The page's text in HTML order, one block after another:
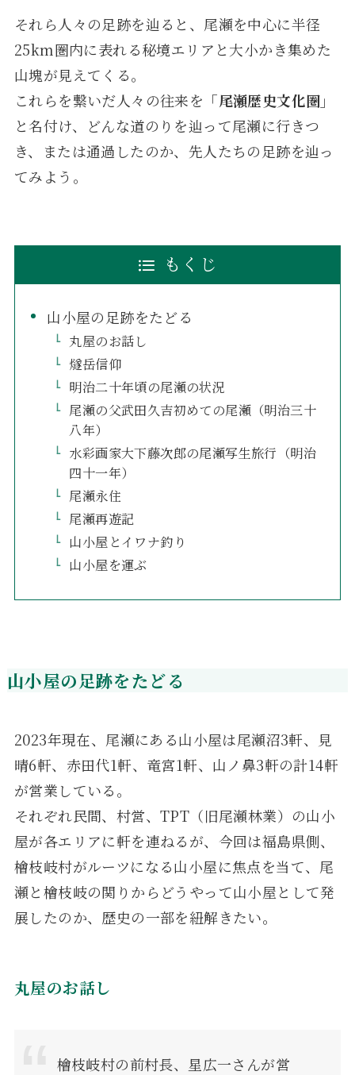
それら人々の足跡を辿ると、尾瀬を中心に半径
25km圏内に表れる秘境エリアと大小かき集めた
山塊が見えてくる。
これらを繋いだ人々の往来を 「尾瀬歴史文化圏」
と名付け、どんな道のりを辿って尾瀬に行きつ
き、または通過したのか、先人たちの足跡を辿っ
てみよう。
もくじ
山小屋の足跡をたどる
丸屋のお話し
燧岳信仰
明治二十年頃の尾瀬の状況
尾瀬の父武田久吉初めての尾瀬（明治三十
八年）
水彩画家大下藤次郎の尾瀬写生旅行（明治
四十一年）
尾瀬永住
尾瀬再遊記
山小屋とイワナ釣り
山小屋を運ぶ
山小屋の足跡をたどる
2023年現在、尾瀬にある山小屋は尾瀬沼3軒、見
晴6軒、赤田代1軒、竜宮1軒、山ノ鼻3軒の計14軒
が営業している。
それぞれ民間、村営、TPT（旧尾瀬林業）の山小
屋が各エリアに軒を連ねるが、今回は福島県側、
檜枝岐村がルーツになる山小屋に焦点を当て、尾
瀬と檜枝岐の関りからどうやって山小屋として発
展したのか、歴史の一部を紐解きたい。
丸屋のお話し
檜枝岐村の前村長、星広一さんが営